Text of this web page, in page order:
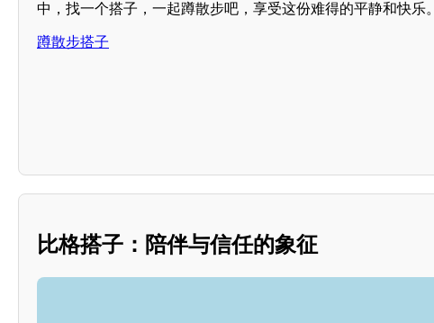
中，找一个搭子，一起蹲散步吧，享受这份难得的平静和快乐。
蹲散步搭子
比格搭子：陪伴与信任的象征